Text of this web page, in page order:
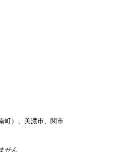
町）、美濃市、関市
せん